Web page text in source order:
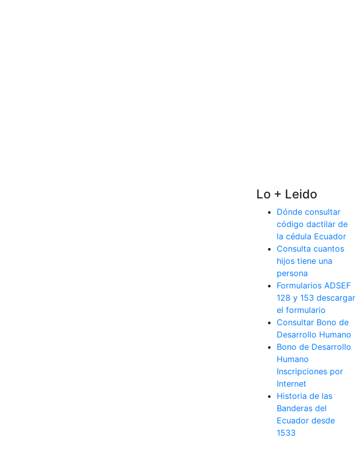
Lo + Leido
Dónde consultar
código dactilar de
la cédula Ecuador
Consulta cuantos
hijos tiene una
persona
Formularios ADSEF
128 y 153 descargar
el formulario
Consultar Bono de
Desarrollo Humano
Bono de Desarrollo
Humano
Inscripciones por
Internet
Historia de las
Banderas del
Ecuador desde
1533